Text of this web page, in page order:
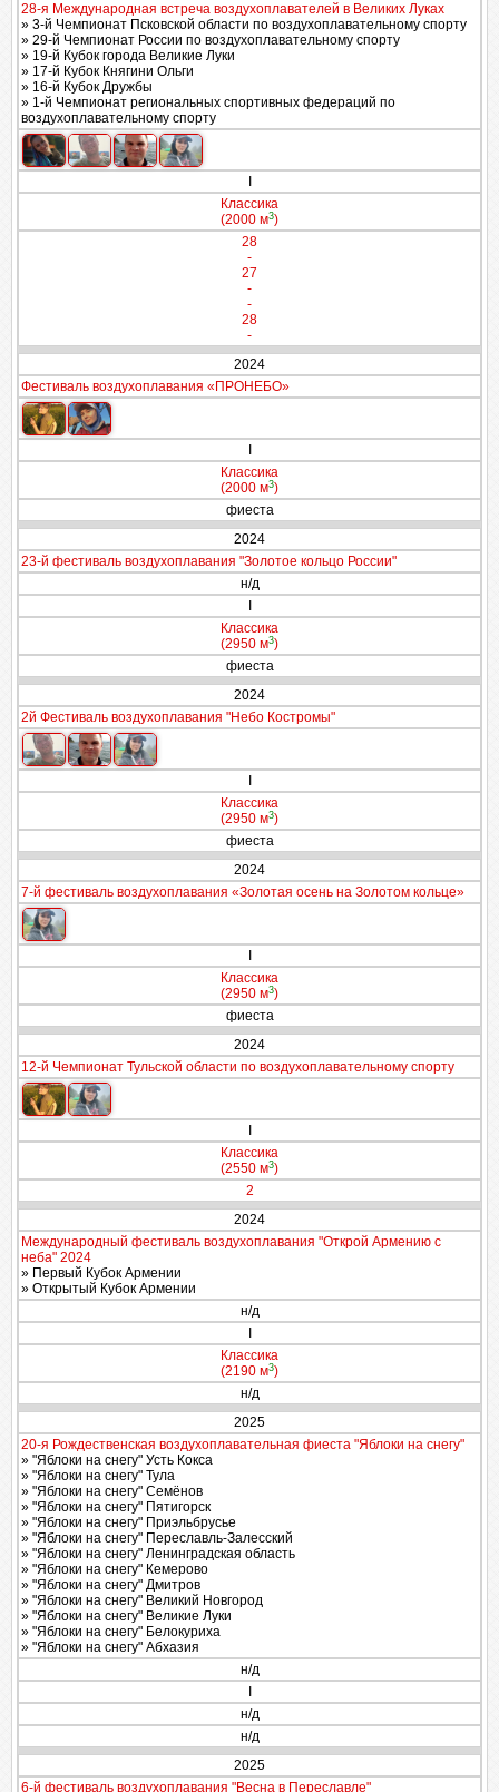
28-я Международная встреча воздухоплавателей в Великих Луках
» 3-й Чемпионат Псковской области по воздухоплавательному спорту
» 29-й Чемпионат России по воздухоплавательному спорту
» 19-й Кубок города Великие Луки
» 17-й Кубок Княгини Ольги
» 16-й Кубок Дружбы
» 1-й Чемпионат региональных спортивных федераций по
воздухоплавательному спорту
Классика
(2000 м3)
28
-
27
-
-
28
-
2024
Фестиваль воздухоплавания «ПРОНЕБО»
Классика
(2000 м3)
фиеста
2024
23-й фестиваль воздухоплавания "Золотое кольцо России"
н/д
Классика
(2950 м3)
фиеста
2024
2й Фестиваль воздухоплавания "Небо Костромы"
Классика
(2950 м3)
фиеста
2024
7-й фестиваль воздухоплавания «Золотая осень на Золотом кольце»
Классика
(2950 м3)
фиеста
2024
12-й Чемпионат Тульской области по воздухоплавательному спорту
Классика
(2550 м3)
2
2024
Международный фестиваль воздухоплавания "Открой Армению с
неба" 2024
» Первый Кубок Армении
» Открытый Кубок Армении
н/д
Классика
(2190 м3)
н/д
2025
20-я Рождественская воздухоплавательная фиеста "Яблоки на снегу"
» "Яблоки на снегу" Усть Кокса
» "Яблоки на снегу" Тула
» "Яблоки на снегу" Семёнов
» "Яблоки на снегу" Пятигорск
» "Яблоки на снегу" Приэльбрусье
» "Яблоки на снегу" Переславль-Залесский
» "Яблоки на снегу" Ленинградская область
» "Яблоки на снегу" Кемерово
» "Яблоки на снегу" Дмитров
» "Яблоки на снегу" Великий Новгород
» "Яблоки на снегу" Великие Луки
» "Яблоки на снегу" Белокуриха
» "Яблоки на снегу" Абхазия
н/д
н/д
н/д
2025
6-й фестиваль воздухоплавания "Весна в Переславле"